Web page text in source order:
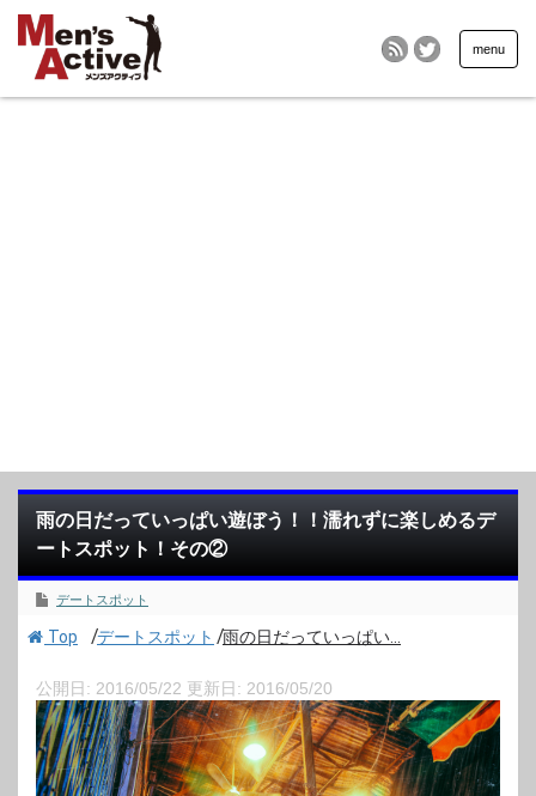
menu
雨の日だっていっぱい遊ぼう！！濡れずに楽しめるデ
ートスポット！その②
デートスポット
Top /デートスポット /雨の日だっていっぱい...
公開日: 2016/05/22 更新日: 2016/05/20